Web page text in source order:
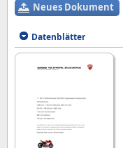
Neues Dokument
Datenblätter